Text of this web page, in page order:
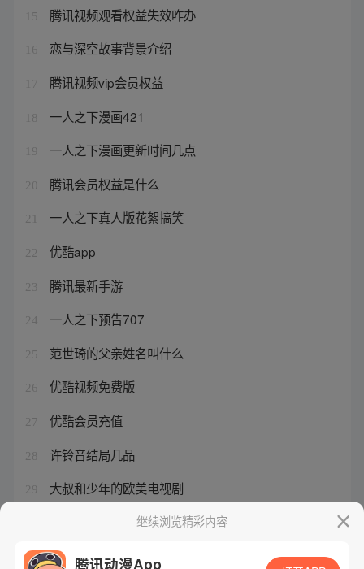
15 腾讯视频观看权益失效咋办
16 恋与深空故事背景介绍
17 腾讯视频vip会员权益
18 一人之下漫画421
19 一人之下漫画更新时间几点
20 腾讯会员权益是什么
21 一人之下真人版花絮搞笑
22 优酷app
23 腾讯最新手游
24 一人之下预告707
25 范世琦的父亲姓名叫什么
26 优酷视频免费版
27 优酷会员充值
28 许铃音结局几品
29 大叔和少年的欧美电视剧
腾讯视频会员2025年到期
继续浏览精彩内容
腾讯动漫App